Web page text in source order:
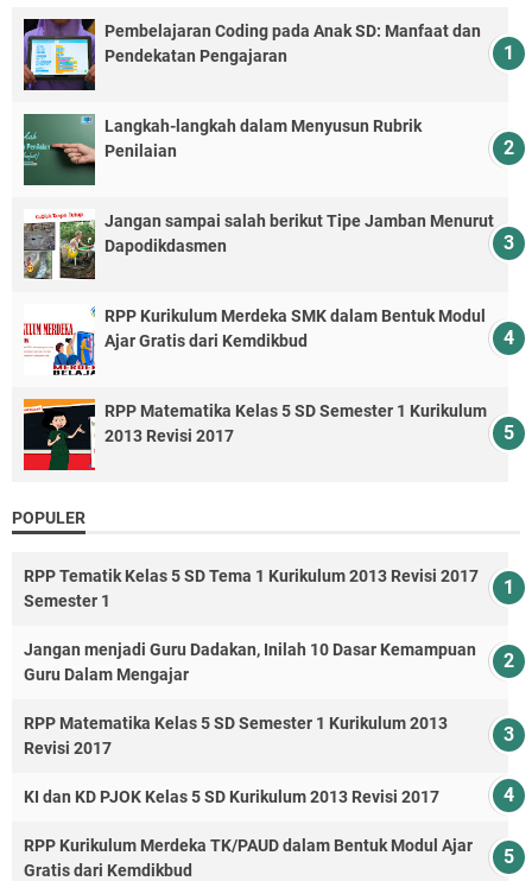
Pembelajaran Coding pada Anak SD: Manfaat dan
Pendekatan Pengajaran
Langkah-langkah dalam Menyusun Rubrik
Penilaian
Jangan sampai salah berikut Tipe Jamban Menurut
Dapodikdasmen
RPP Kurikulum Merdeka SMK dalam Bentuk Modul
Ajar Gratis dari Kemdikbud
RPP Matematika Kelas 5 SD Semester 1 Kurikulum
2013 Revisi 2017
POPULER
RPP Tematik Kelas 5 SD Tema 1 Kurikulum 2013 Revisi 2017
Semester 1
Jangan menjadi Guru Dadakan, Inilah 10 Dasar Kemampuan
Guru Dalam Mengajar
RPP Matematika Kelas 5 SD Semester 1 Kurikulum 2013
Revisi 2017
KI dan KD PJOK Kelas 5 SD Kurikulum 2013 Revisi 2017
RPP Kurikulum Merdeka TK/PAUD dalam Bentuk Modul Ajar
Gratis dari Kemdikbud